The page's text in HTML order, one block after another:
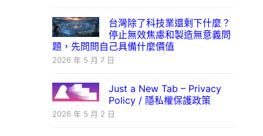
台灣除了科技業還剩下什麼？
停止無效焦慮和製造無意義問
題，先問問自己具備什麼價值
2026 年 5 月 7 日
Just a New Tab – Privacy
Policy / 隱私權保護政策
2026 年 5 月 2 日